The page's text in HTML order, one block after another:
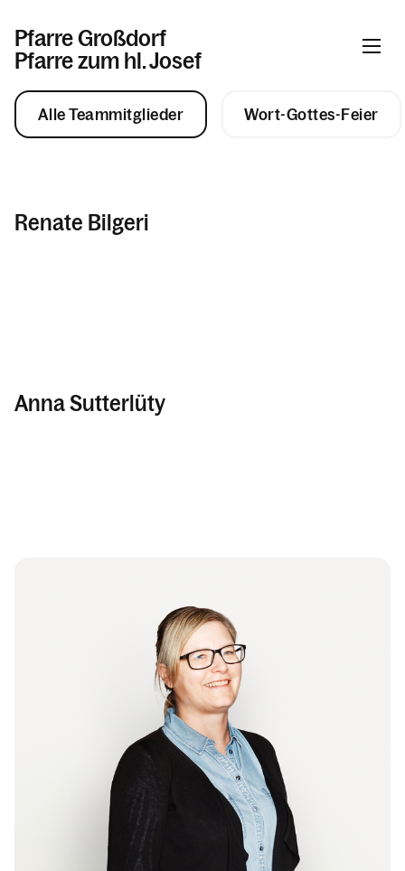
Pfarre Großdorf
Pfarre zum hl. Josef
Informationen
Gemeinschaft
Angebote
Alle Teammitglieder Wort-Gottes-Feier
Renate Bilgeri
Anna Sutterlüty